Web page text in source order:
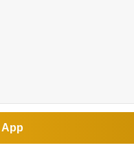
App